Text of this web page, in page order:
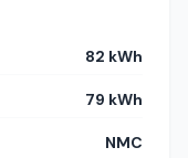
82 kWh
79 kWh
NMC